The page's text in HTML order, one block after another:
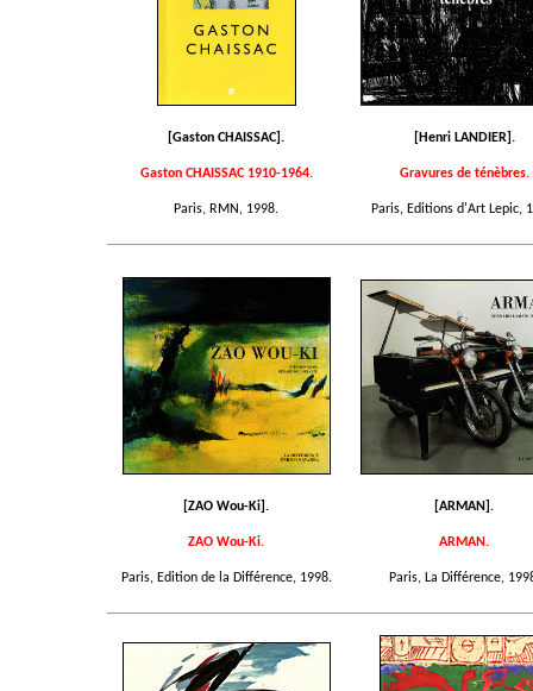
[Gaston CHAISSAC].
Gaston CHAISSAC 1910-1964.
Paris, RMN, 1998.
[Henri LANDIER].
Gravures de ténèbres.
Paris, Editions d'Art Lepic,
[ZAO Wou-Ki].
ZAO Wou-Ki.
Paris, Edition de la Différence, 1998.
[ARMAN].
ARMAN.
Paris, La Différence,